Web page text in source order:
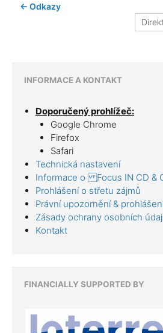
← Odkazy
Direkt
zu:
INFORMACE A KONTAKT
Doporučený prohlížeč:
Google Chrome
Firefox
Safari
Technická nastavení
Informace o Focus IN CD &
Prohlášení o střetu zájmů
Právní upozornění &
Zásady ochrany osobních
Kontakt
FINANCIALLY SUPPORTED BY